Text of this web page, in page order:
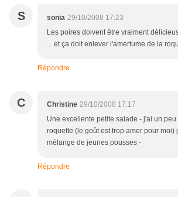
S sonia 29/10/2008 17:23
Les poires doivent être vraiment
... et ça doit enlever l'amertume de la
Répondre
C Christine 29/10/2008 17:17
Une excellente petite salade - j'ai un
roquette (le goût est trop amer pour moi)
mélange de jeunes pousses -
Répondre